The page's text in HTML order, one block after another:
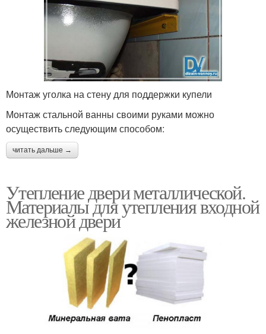
Монтаж уголка на стену для поддержки купели
Монтаж стальной ванны своими руками можно
осуществить следующим способом:
читать дальше →
Утепление двери металлической.
Материалы для утепления входной
железной двери